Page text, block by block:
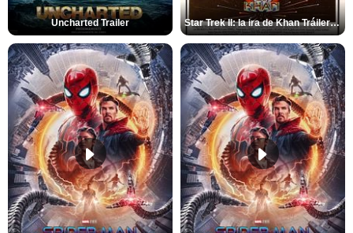
Uncharted Trailer Star Trek II: la ira de Khan Tráiler VO